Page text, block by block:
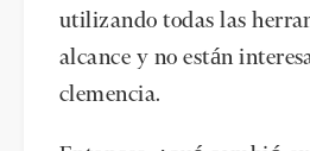
utilizando todas las
alcance y no están
clemencia.